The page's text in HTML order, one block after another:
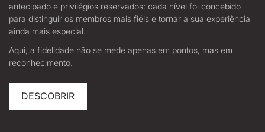
antecipado e privilégios reservados: cada nível foi concebido
para distinguir os membros mais fiéis e tornar a sua experiência
ainda mais especial.
Aqui, a fidelidade não se mede apenas em pontos, mas em
reconhecimento.
DESCOBRIR